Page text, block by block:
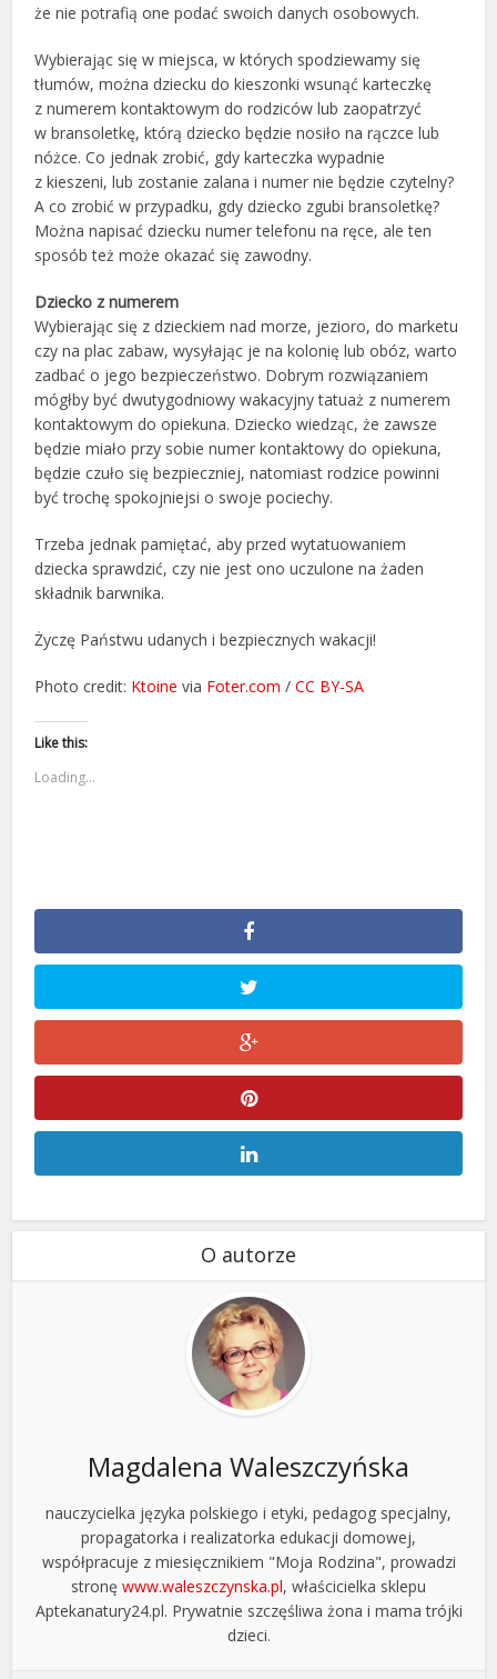
że nie potrafią one podać swoich danych osobowych.
Wybierając się w miejsca, w których spodziewamy się
tłumów, można dziecku do kieszonki wsunąć karteczkę
z numerem kontaktowym do rodziców lub zaopatrzyć
w bransoletkę, którą dziecko będzie nosiło na rączce lub
nóżce. Co jednak zrobić, gdy karteczka wypadnie
z kieszeni, lub zostanie zalana i numer nie będzie czytelny?
A co zrobić w przypadku, gdy dziecko zgubi bransoletkę?
Można napisać dziecku numer telefonu na ręce, ale ten
sposób też może okazać się zawodny.
Dziecko z numerem
Wybierając się z dzieckiem nad morze, jezioro, do marketu
czy na plac zabaw, wysyłając je na kolonię lub obóz, warto
zadbać o jego bezpieczeństwo. Dobrym rozwiązaniem
mógłby być dwutygodniowy wakacyjny tatuaż z numerem
kontaktowym do opiekuna. Dziecko wiedząc, że zawsze
będzie miało przy sobie numer kontaktowy do opiekuna,
będzie czuło się bezpieczniej, natomiast rodzice powinni
być trochę spokojniejsi o swoje pociechy.
Trzeba jednak pamiętać, aby przed wytatuowaniem
dziecka sprawdzić, czy nie jest ono uczulone na żaden
składnik barwnika.
Życzę Państwu udanych i bezpiecznych wakacji!
Photo credit: Ktoine via Foter.com /CC BY-SA
Like this:
Loading...
O autorze
Magdalena Waleszczyńska
nauczycielka języka polskiego i etyki, pedagog specjalny,
propagatorka i realizatorka edukacji domowej,
współpracuje z miesięcznikiem "Moja Rodzina", prowadzi
stronę www.waleszczynska.pl, właścicielka sklepu
Aptekanatury24.pl. Prywatnie szczęśliwa żona i mama trójki
dzieci.